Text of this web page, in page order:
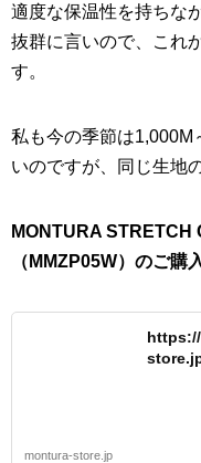
適度な保温性を持ちな
抜群に言いので、これ
す。
私も今の季節は1,000M
いのですが、同じ生地
MONTURA STRETCH
（MMZP05W）のご購
montura-store.jp